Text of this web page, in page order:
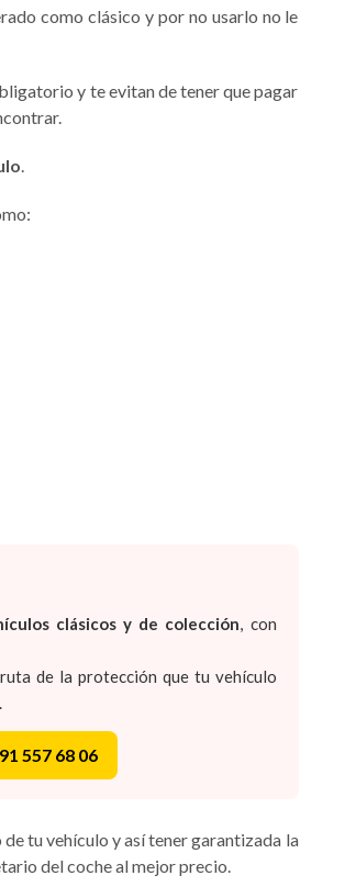
como clásico y por no usarlo no le
y te evitan de tener que pagar
.
clásicos y de colección, con
de la protección que tu vehículo
557 68 06
tu vehículo y así tener garantizada la
del coche al mejor precio.